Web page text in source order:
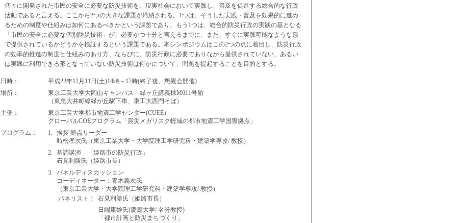
個々に開発された市民の安全に必要な防災技術を、現実社会において実践し、普及を促進する総合的な行政
活動であると言える。ここから2つの大きな課題が帰納される。1つは、そうした実践・普及を効果的に進め
るための制度や仕組みは如何にあるべきかという課題であり、もう1つは、総合的防災行政の実践の基となる
「市民の安全に必要な個別防災技術」が、必要かつ十分と言えるまでに、また、すぐに実践可能なような形
で提供されているかどうかを検証するという課題である。本シンポジウムはこの2つの点に着目し、防災行政
の効率的推進の制度と仕組みのあり方、ならびに、防災行政に必要でありながら提供されていない、あるい
は実践に利用できる形となっていない防災技術は何かについて、問題を提起することを目的とする。
日時：
平成22年12月11日(土)14時～17時(終了後、懇親会開催)
場所：
東京工業大学大岡山キャンパス 緑ヶ丘講義棟M011号館
（東急大井町線緑が丘駅下車、東工大西門そば）
主催：
東京工業大学都市地震工学センター(CUEE）
グローバルCOEプログラム「震災メガリスク軽減の都市地震工学国際拠点」
プログラム：
1.
挨拶 拠点リーダー
時松孝次氏（東京工業大学・大学院理工学研究科・建築学専攻/ 教授）
2.
基調講演 「姫路市の防災行政」
石見利勝氏（姫路市長）
3.
パネルディスカッション
コーディネーター：青木義次氏
（東京工業大学・大学院理工学研究科・建築学専攻/ 教授）
パネリスト：
石見利勝氏（姫路市長）
日端康雄氏(慶應大学/ 名誉教授)
「都市計画と防災まちづくり」